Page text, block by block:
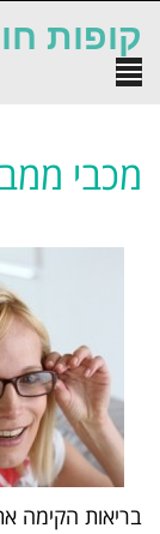
קופות
תפריט
מכבי
בריאות הקימה